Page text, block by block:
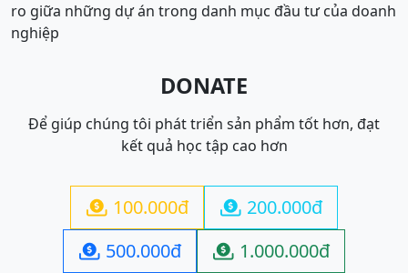
ro giữa những dự án trong danh mục đầu tư của doanh
nghiệp
DONATE
Để giúp chúng tôi phát triển sản phẩm tốt hơn, đạt
kết quả học tập cao hơn
 100.000đ  200.000đ
 500.000đ  1.000.000đ